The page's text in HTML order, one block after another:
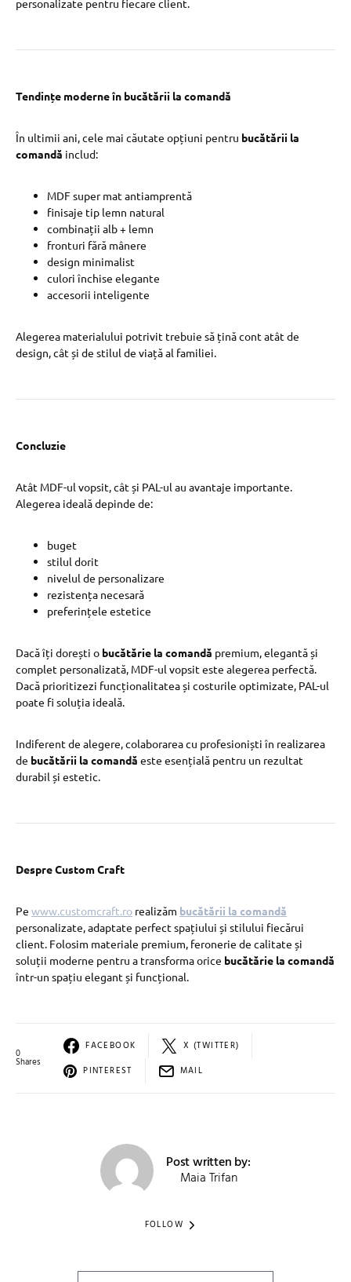
personalizate pentru fiecare client.
Tendințe moderne în bucătării la comandă
În ultimii ani, cele mai căutate opțiuni pentru bucătării la
comandă includ:
MDF super mat antiamprentă
finisaje tip lemn natural
combinații alb + lemn
fronturi fără mânere
design minimalist
culori închise elegante
accesorii inteligente
Alegerea materialului potrivit trebuie să țină cont atât de
design, cât și de stilul de viață al familiei.
Concluzie
Atât MDF-ul vopsit, cât și PAL-ul au avantaje importante.
Alegerea ideală depinde de:
buget
stilul dorit
nivelul de personalizare
rezistența necesară
preferințele estetice
Dacă îți dorești o bucătărie la comandă premium, elegantă și
complet personalizată, MDF-ul vopsit este alegerea perfectă.
Dacă prioritizezi funcționalitatea și costurile optimizate, PAL-ul
poate fi soluția ideală.
Indiferent de alegere, colaborarea cu profesioniști în realizarea
de bucătării la comandă este esențială pentru un rezultat
durabil și estetic.
Despre Custom Craft
Pe www.customcraft.ro realizăm bucătării la comandă
personalizate, adaptate perfect spațiului și stilului fiecărui
client. Folosim materiale premium, feronerie de calitate și
soluții moderne pentru a transforma orice bucătărie la comandă
într-un spațiu elegant și funcțional.
0
Shares
FACEBOOK
X (TWITTER)
PINTEREST
MAIL
Post written by:
Maia Trifan
FOLLOW